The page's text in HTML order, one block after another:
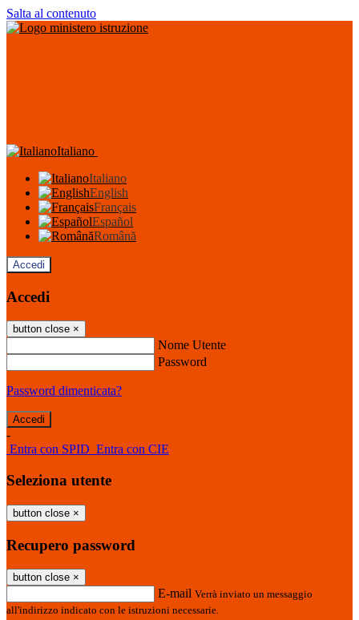
Salta al contenuto
Italiano
Italiano
English
Français
Español
Română
Accedi
Accedi
button close ×
Nome Utente
Password
Password dimenticata?
-
Entra con SPID Entra con CIE
Seleziona utente
button close ×
Recupero password
button close ×
E-mail Verrà inviato un messaggio
all'indirizzo indicato con le istruzioni necessarie.